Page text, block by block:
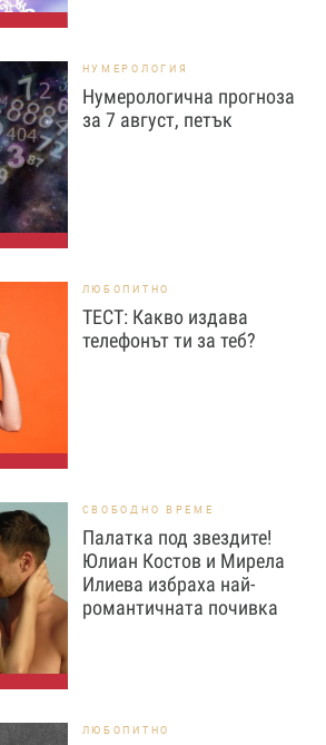
НУМЕРОЛОГИЯ
Нумерологична прогноза
за 7 август, петък
ЛЮБОПИТНО
ТЕСТ: Какво издава
телефонът ти за теб?
СВОБОДНО ВРЕМЕ
Палатка под звездите!
Юлиан Костов и Мирела
Илиева избраха най-
романтичната почивка
ЛЮБОПИТНО